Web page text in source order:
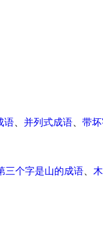
语 并列式成语
带
三个字是山的成语